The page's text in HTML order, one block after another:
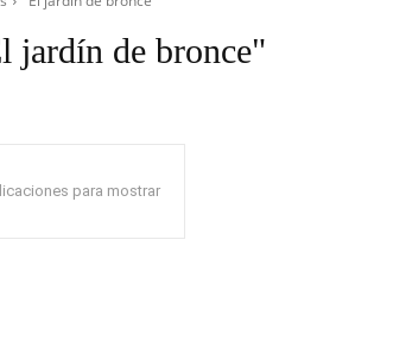
jardín de bronce"
para mostrar